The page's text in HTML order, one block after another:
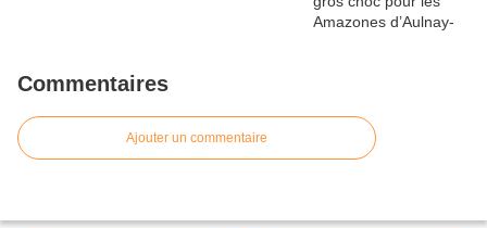
Commentaires
Ajouter un commentaire